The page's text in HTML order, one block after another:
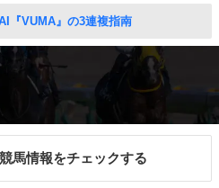
『VUMA』の3連複指南
馬情報をチェックする